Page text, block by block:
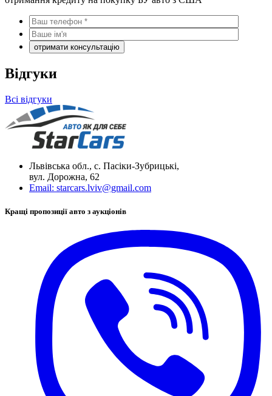
Відгуки
Всі відгуки
Львівська обл., с. Пасіки-Зубрицькі,
вул. Дорожна, 62
Email: starcars.lviv@gmail.com
Кращі пропозиції авто з аукціонів